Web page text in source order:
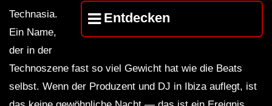
Ben Klock – Berghain 04
Entdecken
Technasia.
Ein Name,
der in der
Technoszene fast so viel Gewicht hat wie die Beats
selbst. Wenn der Produzent und DJ in Ibiza auflegt, ist